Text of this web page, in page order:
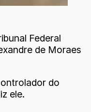
Federal
de Moraes
do
ele.